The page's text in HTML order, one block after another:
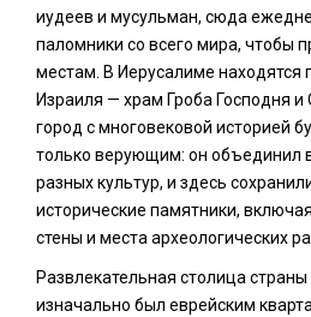
иудеев и мусульман, сюда
паломники со всего мира, чтобы
местам. В Иерусалиме находятся
Израиля — храм Гроба Господня и
город с многовековой историей
только верующим: он объединил
разных культур, и здесь
исторические памятники,
стены и места археологических
Развлекательная столица
изначально был еврейским